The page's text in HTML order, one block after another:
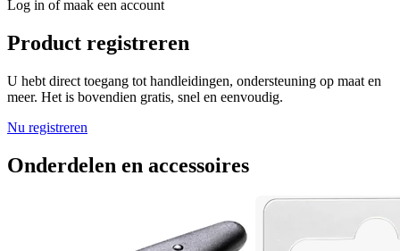
Log in of maak een account
Product registreren
U hebt direct toegang tot handleidingen, ondersteuning op maat en
meer. Het is bovendien gratis, snel en eenvoudig.
Nu registreren
Onderdelen en accessoires